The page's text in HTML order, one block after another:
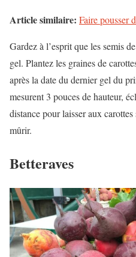
Article similaire: Faire pousser
Gardez à l’esprit que les semis
gel. Plantez les graines de
après la date du dernier gel du
mesurent 3 pouces de hauteur,
distance pour laisser aux
mûrir.
Betteraves